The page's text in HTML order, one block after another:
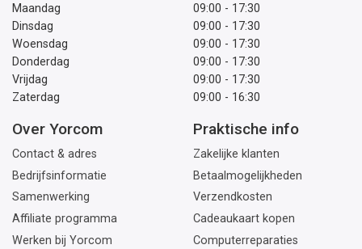
Maandag
09:00 - 17:30
Dinsdag
09:00 - 17:30
Woensdag
09:00 - 17:30
Donderdag
09:00 - 17:30
Vrijdag
09:00 - 17:30
Zaterdag
09:00 - 16:30
Over Yorcom
Contact & adres
Bedrijfsinformatie
Samenwerking
Affiliate programma
Werken bij Yorcom
Praktische info
Zakelijke klanten
Betaalmogelijkheden
Verzendkosten
Cadeaukaart kopen
Computerreparaties